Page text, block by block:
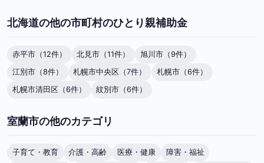
北海道の他の市町村のひとり親補助金
赤平市（12件） 北見市（11件）
旭川市（9件）
江別市（8件）
札幌市中央区（7件）
札幌市（6件）
札幌市清田区（6件）
紋別市（6件）
室蘭市の他のカテゴリ
子育て・教育 介護・高齢 医療・健康
障害・福祉